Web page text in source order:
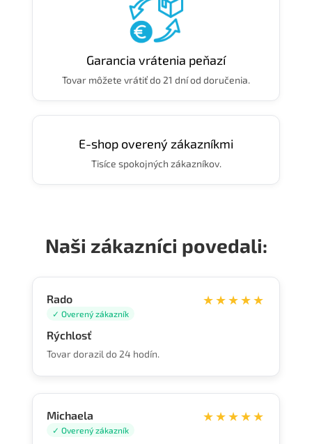
Garancia vrátenia peňazí
Tovar môžete vrátiť do 21 dní od doručenia.
E-shop overený zákazníkmi
Tisíce spokojných zákazníkov.
Naši zákazníci povedali:
Rado
✓ Overený zákazník
★★★★★
Rýchlosť
Tovar dorazil do 24 hodín.
Michaela
✓ Overený zákazník
★★★★★